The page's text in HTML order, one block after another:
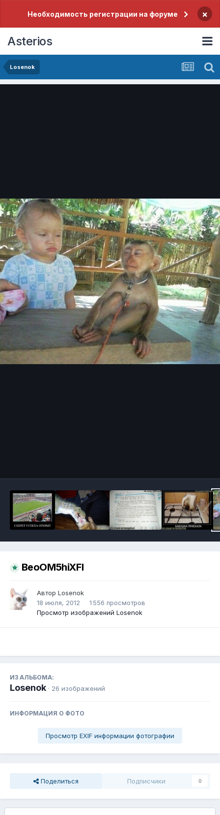
Необходимость регистрации на форуме ×
Asterios
Losenok
BeoOM5hiXFI
Автор Losenok
18 июля, 2012
1 556 просмотров
Просмотр изображений Losenok
ИЗ АЛЬБОМА:
Losenok · 26 изображений
ИНФОРМАЦИЯ О ФОТО
Просмотр EXIF информации фотографии
Поделиться Подписчики 0